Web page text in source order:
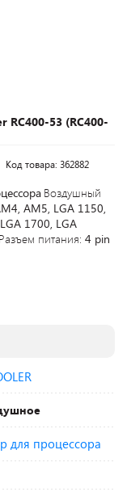
RC400-53 (RC400-
Код товара: 362882
Воздушный
AM5, LGA 1150,
1700, LGA
Разъем питания: 4 pin
для процессора